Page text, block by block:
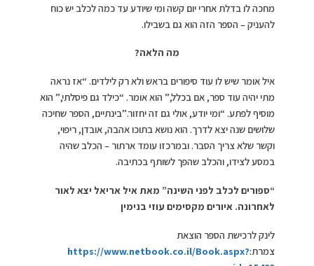
מחכה לו בדלת אחרי יום קשה ומי שיודע עד כמה לכלב יש כוח
להעניק – הספר הזה הוא גם בשבילו.
מה הלאה?
איל אומר שיש לו עוד סיפורים בראש ולא רק לילדים. “אז נראה
מתי יהיה עוד ספר, אם בכלל,” הוא אומר. “כילד גם פיסלתי,” הוא
מוסיף לפתע. “ומי יודע, אולי גם זה יחזור.”בינתיים, הספר שחיכה
שלושים שנה יצא לדרך. הוא נושא בתוכו אהבה, אובדן, ריפוי,
וקשר שלא צריך הסבר. ובמרכזו עומד ארתור – הכלב שהיה
במסע לצידו, והכלב שהפך לשותף בכתיבה.
“ספורים לכלב לפני השינה” מאת איל אריאל יצא לאור
לאחרונה. איורים מקסימים עוזי בנימין
לינק לרכישת הספר הוצאת
צמרת:https://www.netbook.co.il/Book.aspx?